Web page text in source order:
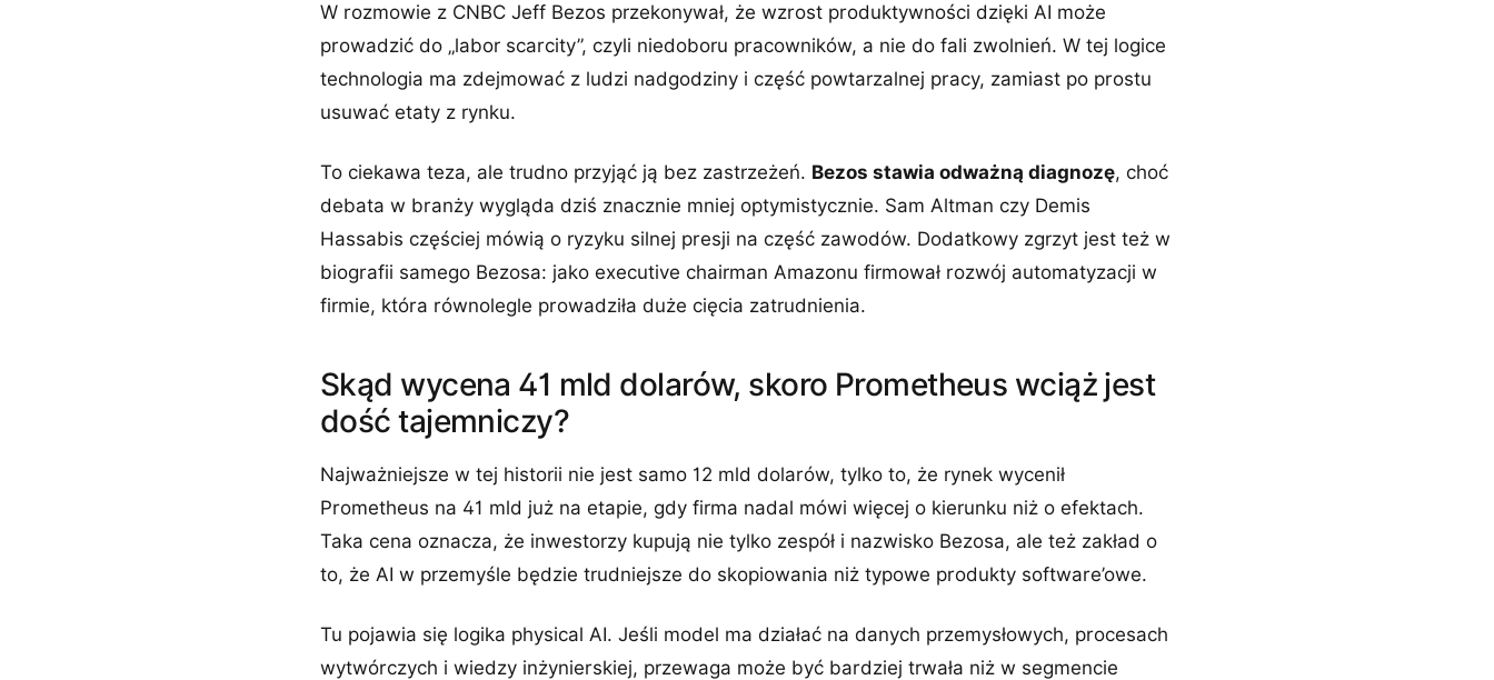
W rozmowie z CNBC Jeff Bezos przekonywał, że wzrost produktywności dzięki AI może
prowadzić do „labor scarcity”, czyli niedoboru pracowników, a nie do fali zwolnień. W tej logice
technologia ma zdejmować z ludzi nadgodziny i część powtarzalnej pracy, zamiast po prostu
usuwać etaty z rynku.
To ciekawa teza, ale trudno przyjąć ją bez zastrzeżeń. Bezos stawia odważną diagnozę, choć
debata w branży wygląda dziś znacznie mniej optymistycznie. Sam Altman czy Demis
Hassabis częściej mówią o ryzyku silnej presji na część zawodów. Dodatkowy zgrzyt jest też w
biografii samego Bezosa: jako executive chairman Amazonu firmował rozwój automatyzacji w
firmie, która równolegle prowadziła duże cięcia zatrudnienia.
Skąd wycena 41 mld dolarów, skoro Prometheus wciąż jest
dość tajemniczy?
Najważniejsze w tej historii nie jest samo 12 mld dolarów, tylko to, że rynek wycenił
Prometheus na 41 mld już na etapie, gdy firma nadal mówi więcej o kierunku niż o efektach.
Taka cena oznacza, że inwestorzy kupują nie tylko zespół i nazwisko Bezosa, ale też zakład o
to, że AI w przemyśle będzie trudniejsze do skopiowania niż typowe produkty software’owe.
Tu pojawia się logika physical AI. Jeśli model ma działać na danych przemysłowych, procesach
wytwórczych i wiedzy inżynierskiej, przewaga może być bardziej trwała niż w segmencie